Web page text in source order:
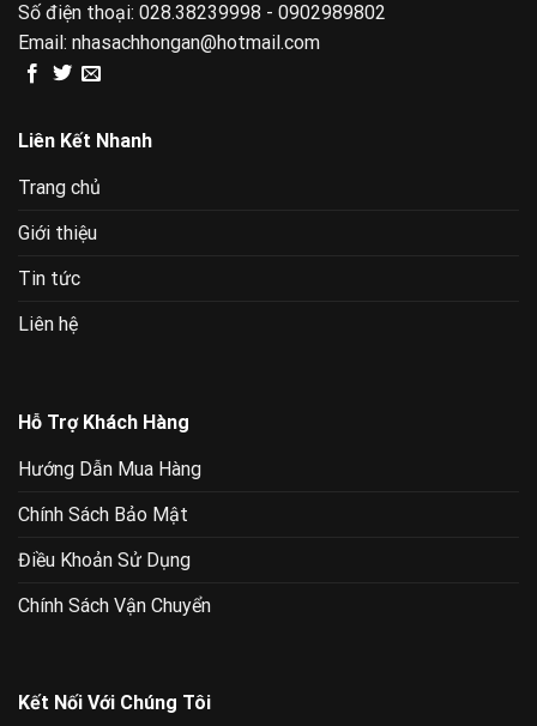
Số điện thoại: 028.38239998 - 0902989802
Email: nhasachhongan@hotmail.com
Liên Kết Nhanh
Trang chủ
Giới thiệu
Tin tức
Liên hệ
Hỗ Trợ Khách Hàng
Hướng Dẫn Mua Hàng
Chính Sách Bảo Mật
Điều Khoản Sử Dụng
Chính Sách Vận Chuyển
Kết Nối Với Chúng Tôi